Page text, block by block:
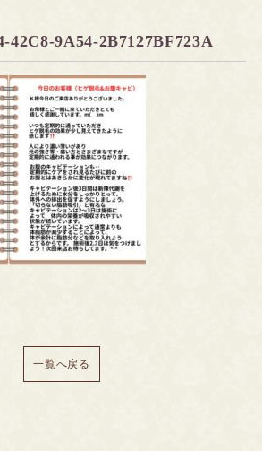
42C8-9A54-2B7127BF723A
一覧へ戻る